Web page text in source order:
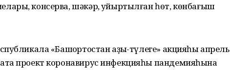
консерва, шәкәр, ҡуйыртылған һөт, көнбағыш
«Башҡортостан аҙыҡ-түлеге» акцияһы апрель
проект коронавирус инфекцияһы пандемияһына